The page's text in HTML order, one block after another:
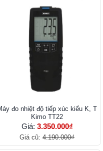
đo nhiệt độ tiếp xúc kiểu K, T
Kimo TT22
Giá: 3.350.000₫
Giá cũ: 4.190.000₫